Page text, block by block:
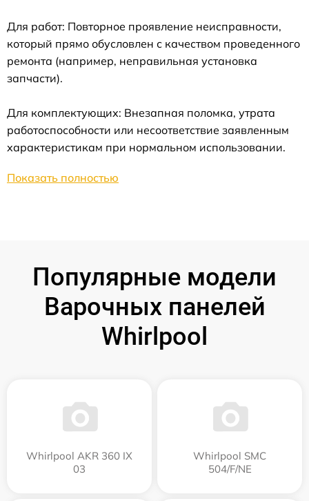
Для работ: Повторное проявление неисправности,
который прямо обусловлен с качеством проведенного
ремонта (например, неправильная установка
запчасти).
Для комплектующих: Внезапная поломка, утрата
работоспособности или несоответствие заявленным
характеристикам при нормальном использовании.
Показать полностью
Популярные модели
Варочных панелей
Whirlpool
Whirlpool AKR 360 IX
03
Whirlpool SMC
504/F/NE